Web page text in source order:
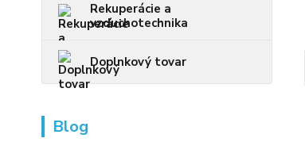
Rekuperácie a
vzduchotechnika
Doplnkový tovar
Blog